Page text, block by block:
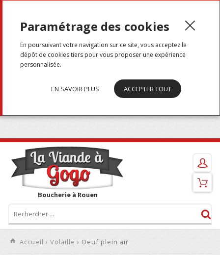
Boucherie à Rouen
Accueil ›Volaille › Oeuf plein air
Paramétrage des cookies
En poursuivant votre navigation sur ce site, vous acceptez le
dépôt de cookies tiers pour vous proposer une expérience
personnalisée.
EN SAVOIR PLUS ACCEPTER TOUT